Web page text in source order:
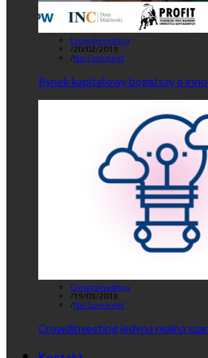
Crowdinvesting
/20/02/2019
/No Comment
Rynek kapitałowy bogatszy o
Crowdinvesting
/19/09/2018
/No Comment
Crowdinvesting jedyną realną